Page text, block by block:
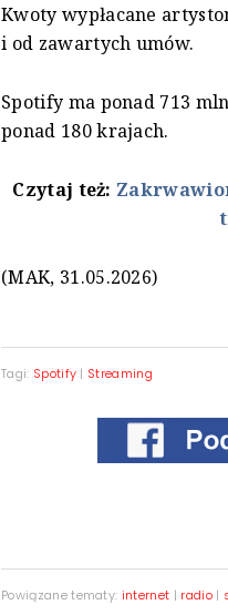
Kwoty wypłacane
i od zawartych umów.
Spotify ma ponad 713
ponad 180 krajach.
Czytaj też:
(MAK, 31.05.2026)
Tagi: Spotify | Streaming
Powiązane tematy: internet | radio|